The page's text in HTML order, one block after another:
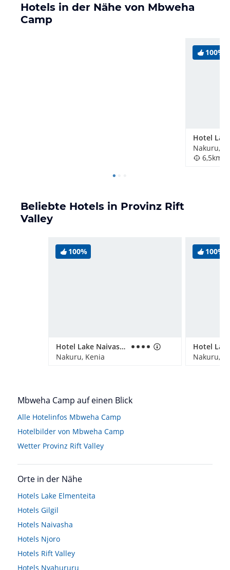
Hotels in der Nähe von Mbweha
Camp
100%
Nakuru,
6,5km
Beliebte Hotels in Provinz Rift
Valley
100%
Hotel Lake Naivasha Sopa Lodge
Nakuru, Kenia
100%
Nakuru,
Mbweha Camp auf einen Blick
Alle Hotelinfos Mbweha Camp
Hotelbilder von Mbweha Camp
Wetter Provinz Rift Valley
Orte in der Nähe
Hotels Lake Elmenteita
Hotels Gilgil
Hotels Naivasha
Hotels Njoro
Hotels Rift Valley
Hotels Nyahururu